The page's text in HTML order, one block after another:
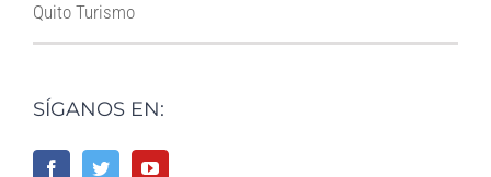
Quito Turismo
SÍGANOS EN: